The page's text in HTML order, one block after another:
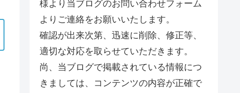
様より当ブログのお問い合わせフォーム
よりご連絡をお願いいたします。
確認が出来次第、迅速に削除、修正等、
適切な対応を取らせていただきます。
尚、当ブログで掲載されている情報につ
きましては、コンテンツの内容が正確で